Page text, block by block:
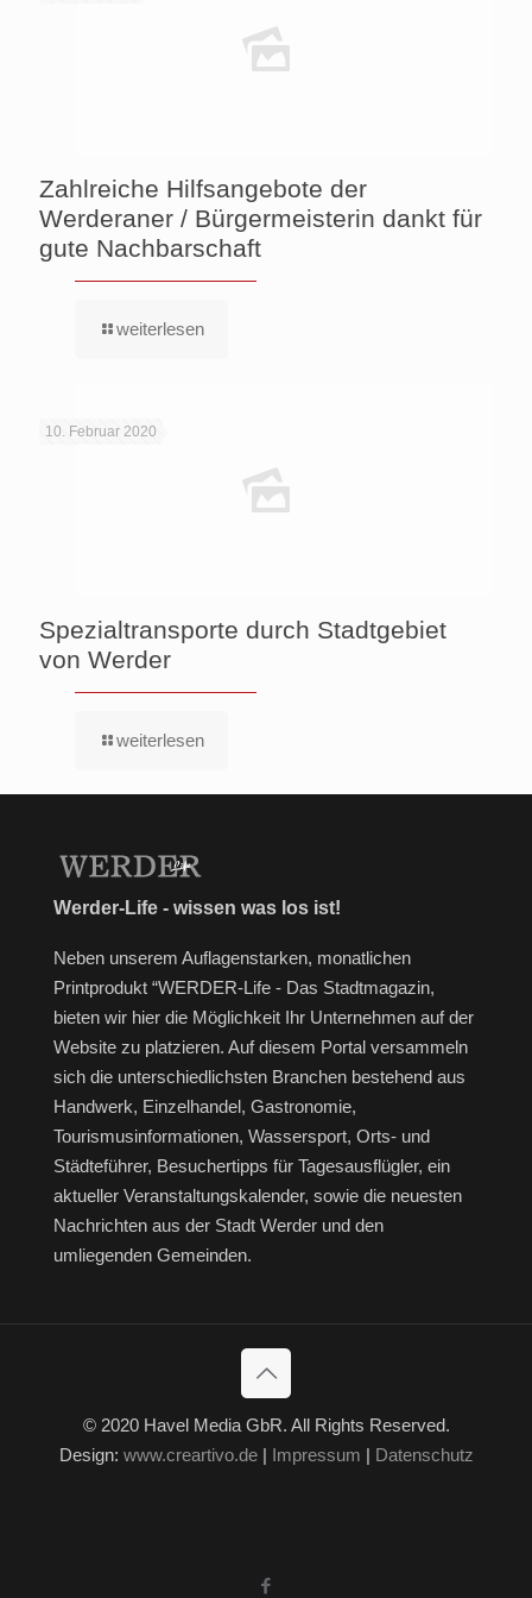
Zahlreiche Hilfsangebote der
Werderaner / Bürgermeisterin dankt für
gute Nachbarschaft
weiterlesen
10. Februar 2020
Spezialtransporte durch Stadtgebiet
von Werder
weiterlesen
Werder-Life - wissen was los ist!
Neben unserem Auflagenstarken, monatlichen
Printprodukt “WERDER-Life - Das Stadtmagazin,
bieten wir hier die Möglichkeit Ihr Unternehmen auf der
Website zu platzieren. Auf diesem Portal versammeln
sich die unterschiedlichsten Branchen bestehend aus
Handwerk, Einzelhandel, Gastronomie,
Tourismusinformationen, Wassersport, Orts- und
Städteführer, Besuchertipps für Tagesausflügler, ein
aktueller Veranstaltungskalender, sowie die neuesten
Nachrichten aus der Stadt Werder und den
umliegenden Gemeinden.
© 2020 Havel Media GbR. All Rights Reserved.
Design: www.creartivo.de| Impressum | Datenschutz